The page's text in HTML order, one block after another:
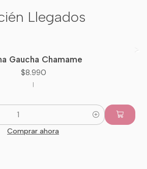
Llegados
Gaucha Chamame
$8.990
|
Comprar ahora